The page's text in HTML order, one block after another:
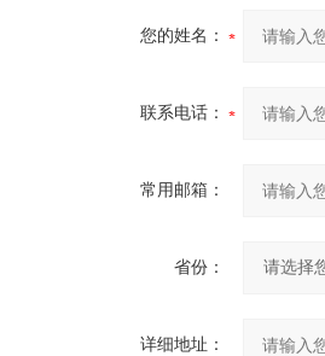
您的姓名：
联系电话：
常用邮箱：
省份：
详细地址：